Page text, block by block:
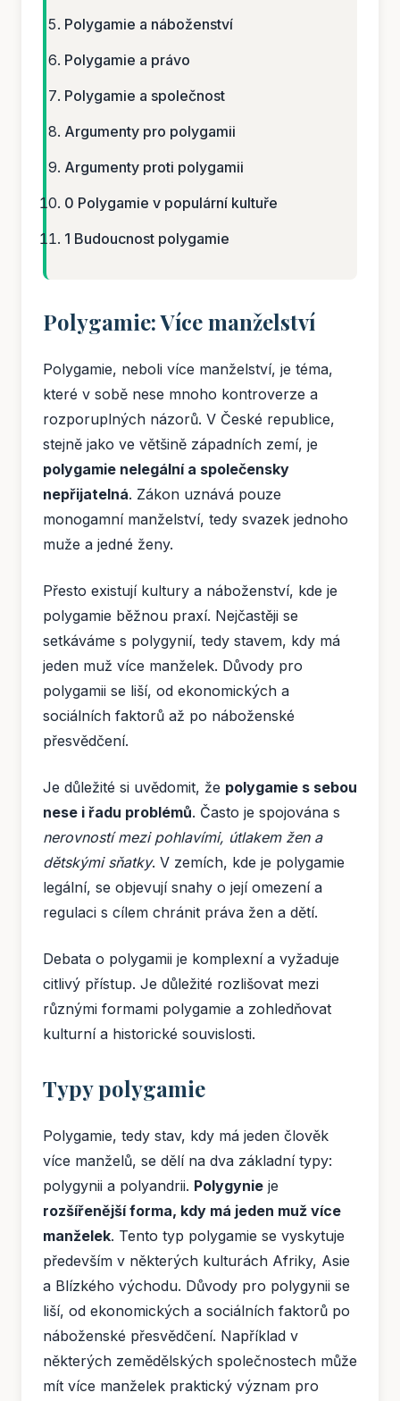
Polygamie a náboženství
Polygamie a právo
Polygamie a společnost
Argumenty pro polygamii
Argumenty proti polygamii
0 Polygamie v populární kultuře
1 Budoucnost polygamie
Polygamie: Více manželství
Polygamie, neboli více manželství, je téma,
které v sobě nese mnoho kontroverze a
rozporuplných názorů. V České republice,
stejně jako ve většině západních zemí, je
polygamie nelegální a společensky
nepřijatelná. Zákon uznává pouze
monogamní manželství, tedy svazek jednoho
muže a jedné ženy.
Přesto existují kultury a náboženství, kde je
polygamie běžnou praxí. Nejčastěji se
setkáváme s polygynií, tedy stavem, kdy má
jeden muž více manželek. Důvody pro
polygamii se liší, od ekonomických a
sociálních faktorů až po náboženské
přesvědčení.
Je důležité si uvědomit, že polygamie s sebou
nese i řadu problémů. Často je spojována s
nerovností mezi pohlavími, útlakem žen a
dětskými sňatky. V zemích, kde je polygamie
legální, se objevují snahy o její omezení a
regulaci s cílem chránit práva žen a dětí.
Debata o polygamii je komplexní a vyžaduje
citlivý přístup. Je důležité rozlišovat mezi
různými formami polygamie a zohledňovat
kulturní a historické souvislosti.
Typy polygamie
Polygamie, tedy stav, kdy má jeden člověk
více manželů, se dělí na dva základní typy:
polygynii a polyandrii. Polygynie je
rozšířenější forma, kdy má jeden muž více
manželek. Tento typ polygamie se vyskytuje
především v některých kulturách Afriky, Asie
a Blízkého východu. Důvody pro polygynii se
liší, od ekonomických a sociálních faktorů po
náboženské přesvědčení. Například v
některých zemědělských společnostech může
mít více manželek praktický význam pro